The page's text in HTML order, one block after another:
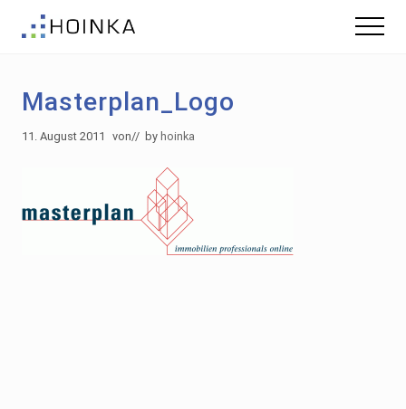
Fußzeile
Building
Menu
Masterplan_Logo
11. August 2011 von// by hoinka